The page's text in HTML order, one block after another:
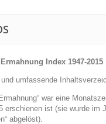
Index 1947-2015
umfassende
war eine
erschienen ist (sie wurde im
abgelöst).